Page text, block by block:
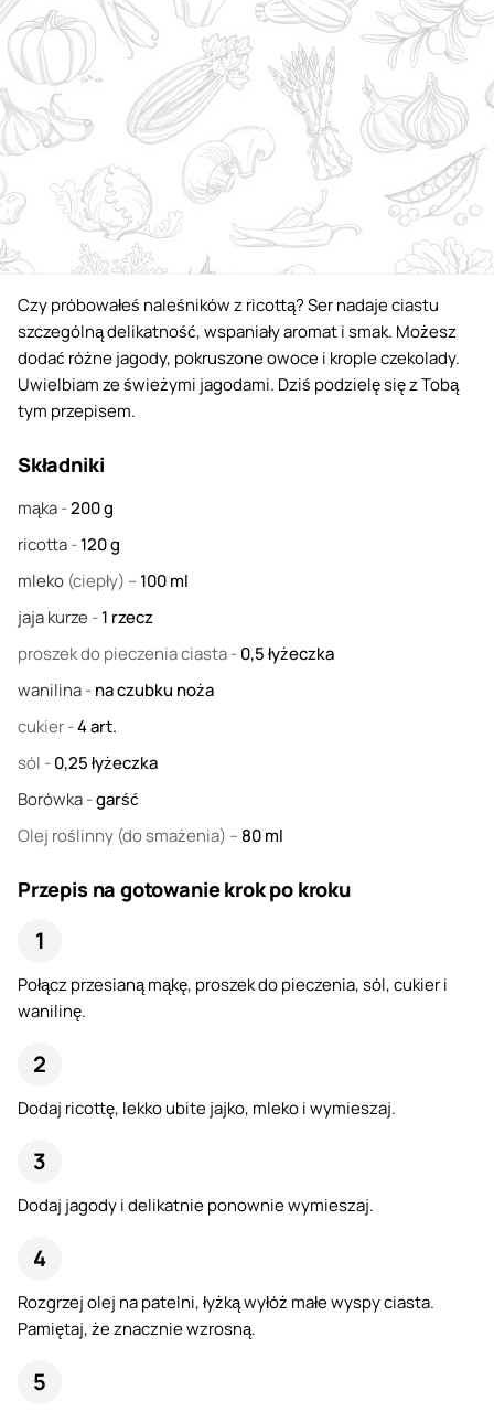
Czy próbowałeś naleśników z ricottą? Ser nadaje ciastu
szczególną delikatność, wspaniały aromat i smak. Możesz
dodać różne jagody, pokruszone owoce i krople czekolady.
Uwielbiam ze świeżymi jagodami. Dziś podzielę się z Tobą
tym przepisem.
Składniki
mąka-200g
ricotta-120g
mleko (ciepły) –100ml
jaja kurze -1 rzecz
proszek do pieczenia ciasta-0,5łyżeczka
wanilina-na czubku noża
cukier-4art.
sól -0,25łyżeczka
Borówka-garść
Olej roślinny (do smażenia) –80ml
Przepis na gotowanie krok po kroku
Połącz przesianą mąkę, proszek do pieczenia, sól, cukier i
wanilinę.
Dodaj ricottę, lekko ubite jajko, mleko i wymieszaj.
Dodaj jagody i delikatnie ponownie wymieszaj.
Rozgrzej olej na patelni, łyżką wyłóż małe wyspy ciasta.
Pamiętaj, że znacznie wzrosną.